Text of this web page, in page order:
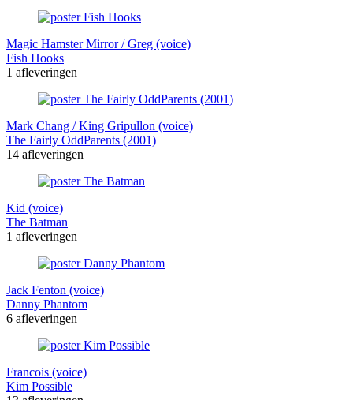
Magic Hamster Mirror / Greg (voice)
Fish Hooks
1 afleveringen
Mark Chang / King Gripullon (voice)
The Fairly OddParents (2001)
14 afleveringen
Kid (voice)
The Batman
1 afleveringen
Jack Fenton (voice)
Danny Phantom
6 afleveringen
Francois (voice)
Kim Possible